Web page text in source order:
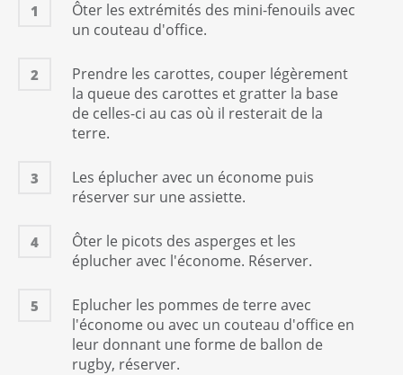
1
Ôter les extrémités des mini-fenouils avec
un couteau d'office.
2
Prendre les carottes, couper légèrement
la queue des carottes et gratter la base
de celles-ci au cas où il resterait de la
terre.
3
Les éplucher avec un économe puis
réserver sur une assiette.
4
Ôter le picots des asperges et les
éplucher avec l'économe. Réserver.
5
Eplucher les pommes de terre avec
l'économe ou avec un couteau d'office en
leur donnant une forme de ballon de
rugby, réserver.